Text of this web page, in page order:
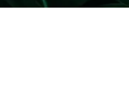
Ausgestopfter Säugetiere